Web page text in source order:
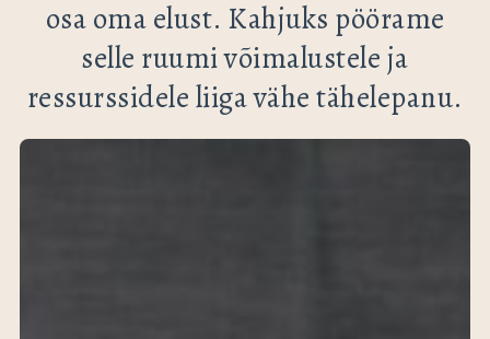
osa oma elust. Kahjuks pöörame
selle ruumi võimalustele ja
ressurssidele liiga vähe tähelepanu.